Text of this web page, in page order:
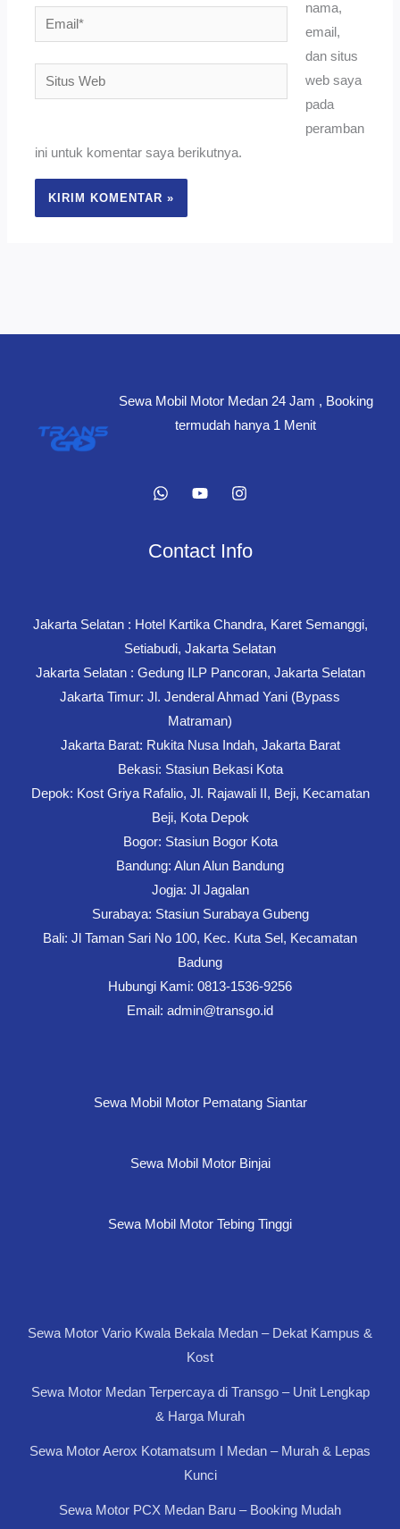
Email*
Situs
Web
nama,
email,
dan situs
web saya
pada
peramban
ini untuk komentar saya berikutnya.
Sewa Mobil Motor Medan 24 Jam , Booking
termudah hanya 1 Menit
Contact Info
Jakarta Selatan : Hotel Kartika Chandra, Karet Semanggi,
Setiabudi, Jakarta Selatan
Jakarta Selatan : Gedung ILP Pancoran, Jakarta Selatan
Jakarta Timur: Jl. Jenderal Ahmad Yani (Bypass
Matraman)
Jakarta Barat: Rukita Nusa Indah, Jakarta Barat
Bekasi: Stasiun Bekasi Kota
Depok: Kost Griya Rafalio, Jl. Rajawali II, Beji, Kecamatan
Beji, Kota Depok
Bogor: Stasiun Bogor Kota
Bandung: Alun Alun Bandung
Jogja: Jl Jagalan
Surabaya: Stasiun Surabaya Gubeng
Bali: Jl Taman Sari No 100, Kec. Kuta Sel, Kecamatan
Badung
Hubungi Kami: 0813-1536-9256
Email: admin@transgo.id
Sewa Mobil Motor Pematang Siantar
Sewa Mobil Motor Binjai
Sewa Mobil Motor Tebing Tinggi
Sewa Motor Vario Kwala Bekala Medan – Dekat Kampus &
Kost
Sewa Motor Medan Terpercaya di Transgo – Unit Lengkap
& Harga Murah
Sewa Motor Aerox Kotamatsum I Medan – Murah & Lepas
Kunci
Sewa Motor PCX Medan Baru – Booking Mudah